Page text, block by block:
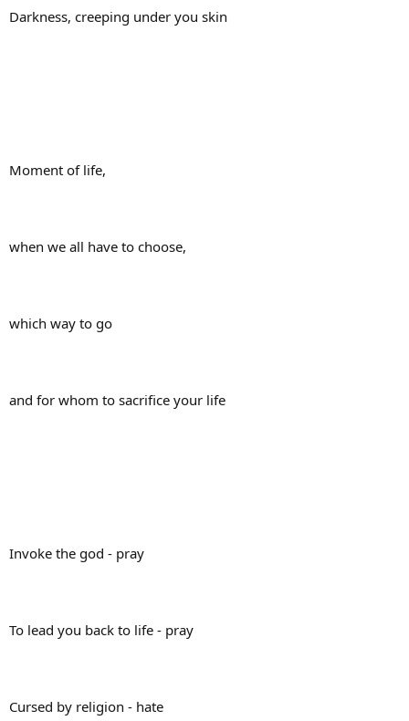
Darkness, creeping under you skin
Moment of life,
when we all have to choose,
which way to go
and for whom to sacrifice your life
Invoke the god - pray
To lead you back to life - pray
Cursed by religion - hate